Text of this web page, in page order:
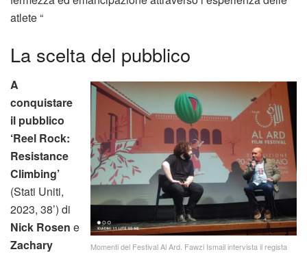
atlete “
La scelta del pubblico
Momenti del Festival Al Ard. Fawzi Ismail intervista il regista
A
conquistare
il pubblico
‘Reel Rock:
Resistance
Climbing’
(Stati Uniti,
2023, 38’) di
Nick Rosen e
Zachary